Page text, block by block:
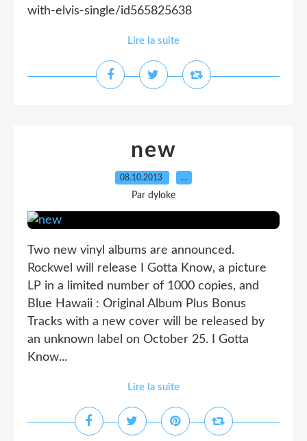
with-elvis-single/id565825638
Lire la suite
new
08.10.2013 …
Par dyloke
Two new vinyl albums are announced.
Rockwel will release I Gotta Know, a picture
LP in a limited number of 1000 copies, and
Blue Hawaii : Original Album Plus Bonus
Tracks with a new cover will be released by
an unknown label on October 25. I Gotta
Know...
Lire la suite